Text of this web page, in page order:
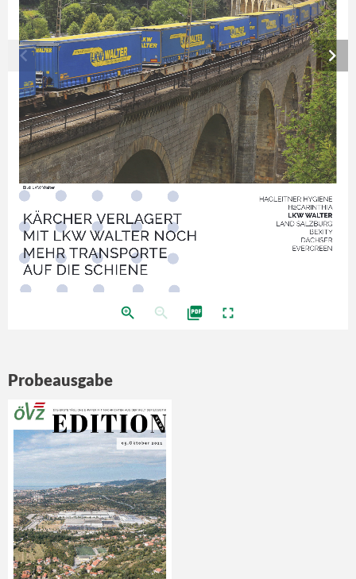
HAGLEITNER HYGIENE
H2CARINTHIA
LKW WALTER
LAND SALZBURG
BEXITY
DACHSER
EVERGREEN
Bild: LKW Walter
KÄRCHER VERLAGERT
MIT LKW WALTER NOCH
MEHR TRANSPORTE
AUF DIE SCHIENE
chevron_right
chevron_left
zoom_in zoom_out picture_as_pdf fullscreen
Probeausgabe